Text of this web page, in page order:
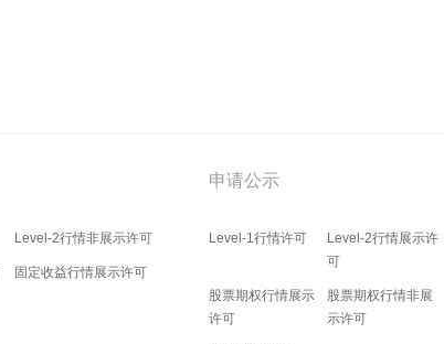
Level-2行情非展示许可
固定收益行情展示许可
申请公示
Level-1行情许可
Level-2行情展示许
可
股票期权行情展示
许可
股票期权行情非展
示许可